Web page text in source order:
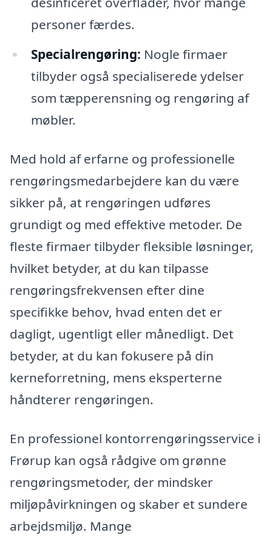
personer færdes.
Specialrengøring: Nogle firmaer
tilbyder også specialiserede ydelser
som tæpperensning og rengøring af
møbler.
Med hold af erfarne og professionelle
rengøringsmedarbejdere kan du være
sikker på, at rengøringen udføres
grundigt og med effektive metoder. De
fleste firmaer tilbyder fleksible løsninger,
hvilket betyder, at du kan tilpasse
rengøringsfrekvensen efter dine
specifikke behov, hvad enten det er
dagligt, ugentligt eller månedligt. Det
betyder, at du kan fokusere på din
kerneforretning, mens eksperterne
håndterer rengøringen.
En professionel kontorrengøringsservice i
Frørup kan også rådgive om grønne
rengøringsmetoder, der mindsker
miljøpåvirkningen og skaber et sundere
arbejdsmiljø. Mange